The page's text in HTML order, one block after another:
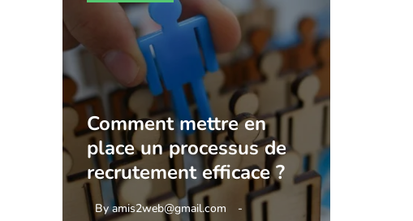
Comment mettre en
place un processus de
recrutement efficace ?
Byamis2web@gmail.com